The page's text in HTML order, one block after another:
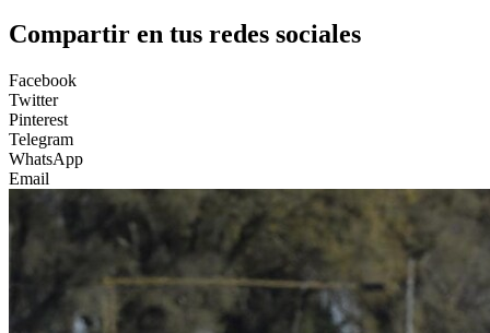
Compartir en tus redes sociales
Facebook
Twitter
Pinterest
Telegram
WhatsApp
Email